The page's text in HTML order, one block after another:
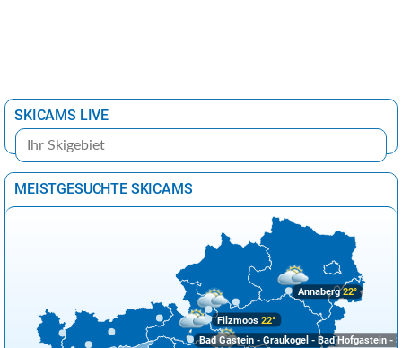
SKICAMS LIVE
MEISTGESUCHTE SKICAMS
Filzmoos 22°
Annaberg22°
Bad Gastein - Graukogel - Bad Hofgastein -